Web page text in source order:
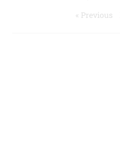
« Previous